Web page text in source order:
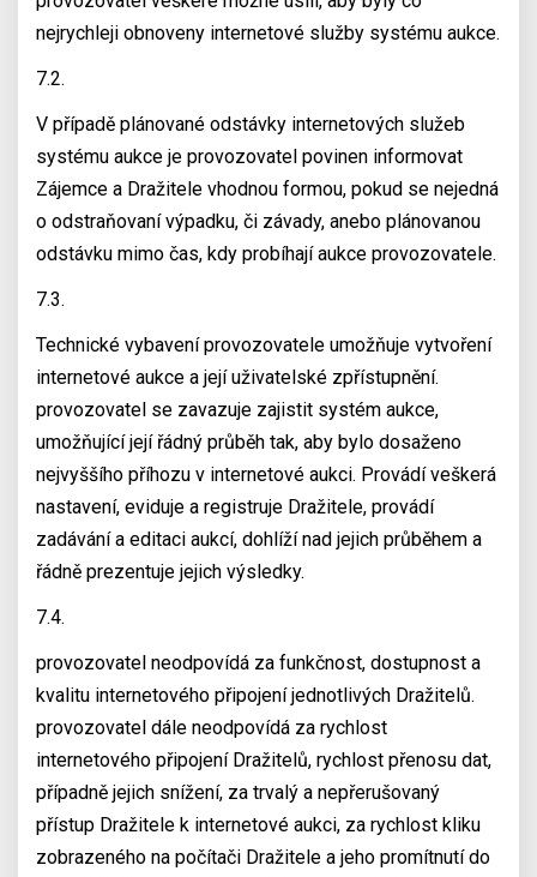
nejrychleji obnoveny internetové služby systému aukce.
7.2.
V případě plánované odstávky internetových služeb
systému aukce je provozovatel povinen informovat
Zájemce a Dražitele vhodnou formou, pokud se nejedná
o odstraňovaní výpadku, či závady, anebo plánovanou
odstávku mimo čas, kdy probíhají aukce provozovatele.
7.3.
Technické vybavení provozovatele umožňuje vytvoření
internetové aukce a její uživatelské zpřístupnění.
provozovatel se zavazuje zajistit systém aukce,
umožňující její řádný průběh tak, aby bylo dosaženo
nejvyššího příhozu v internetové aukci. Provádí veškerá
nastavení, eviduje a registruje Dražitele, provádí
zadávání a editaci aukcí, dohlíží nad jejich průběhem a
řádně prezentuje jejich výsledky.
7.4.
provozovatel neodpovídá za funkčnost, dostupnost a
kvalitu internetového připojení jednotlivých Dražitelů.
provozovatel dále neodpovídá za rychlost
internetového připojení Dražitelů, rychlost přenosu dat,
případně jejich snížení, za trvalý a nepřerušovaný
přístup Dražitele k internetové aukci, za rychlost kliku
zobrazeného na počítači Dražitele a jeho promítnutí do